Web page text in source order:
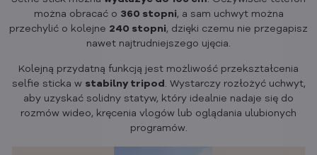
można obracać o 360 stopni, a sam uchwyt można
przechylić o kolejne 240 stopni, dzięki czemu nie przegapisz
nawet najtrudniejszego ujęcia.
Kolejną przydatną funkcją jest możliwość przekształcenia
selfie sticka w stabilny tripod
. Wystarczy rozłożyć uchwyt,
aby uzyskać solidny statyw, który idealnie nadaje się do
rozmów wideo, kręcenia vlogów lub oglądania ulubionych
programów.